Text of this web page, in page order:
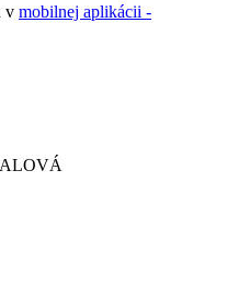
v mobilnej aplikácii -